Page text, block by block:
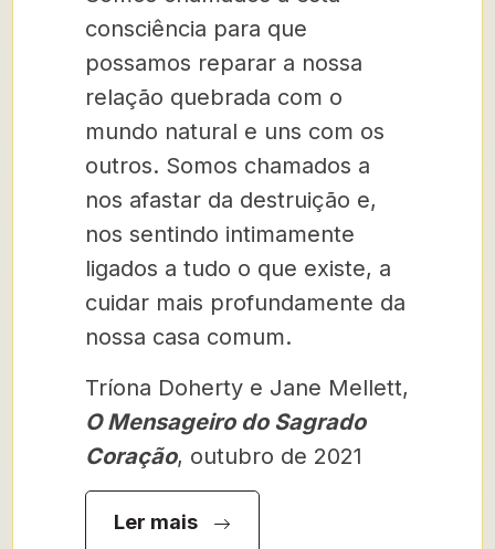
consciência para que
possamos reparar a nossa
relação quebrada com o
mundo natural e uns com os
outros. Somos chamados a
nos afastar da destruição e,
nos sentindo intimamente
ligados a tudo o que existe, a
cuidar mais profundamente da
nossa casa comum.
Tríona Doherty e Jane Mellett,
O Mensageiro do Sagrado
Coração, outubro de 2021
Ler mais